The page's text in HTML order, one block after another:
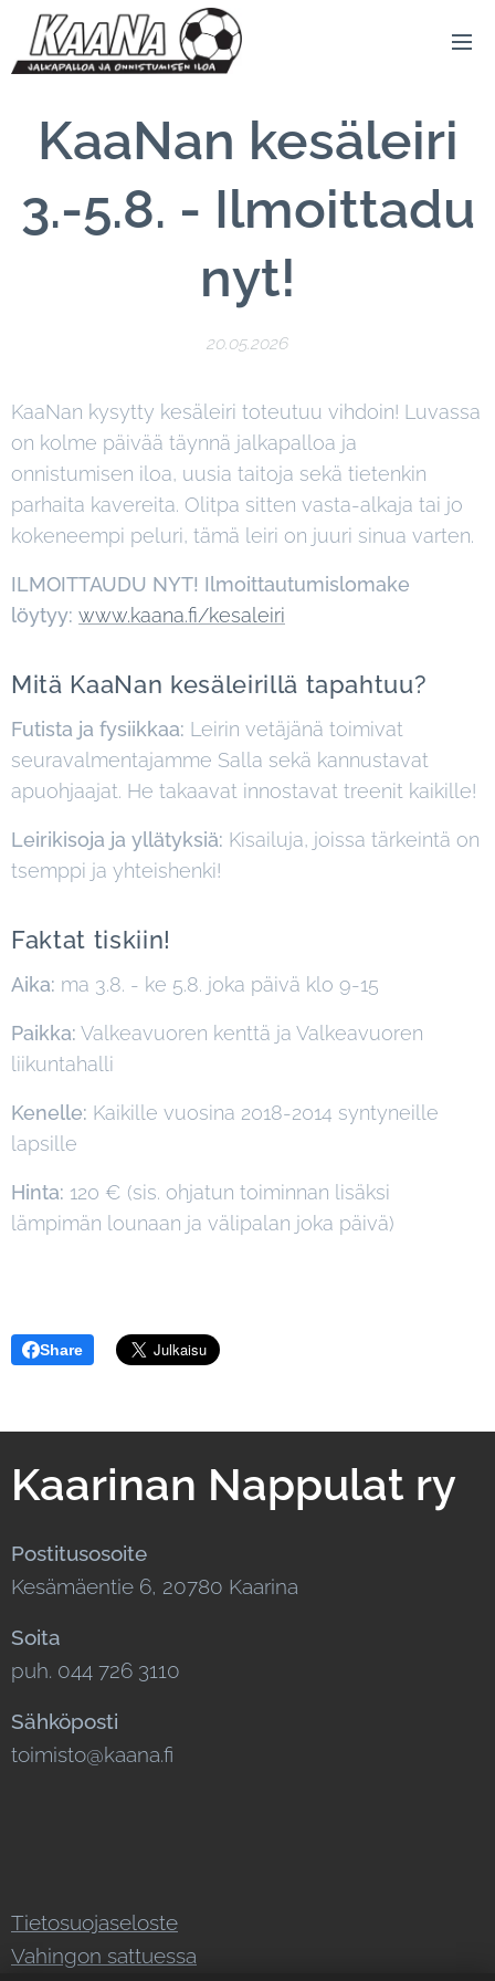
KaaNan kesäleiri
3.-5.8. - Ilmoittadu
nyt!
20.05.2026
KaaNan kysytty kesäleiri toteutuu vihdoin! Luvassa
on kolme päivää täynnä jalkapalloa ja
onnistumisen iloa, uusia taitoja sekä tietenkin
parhaita kavereita. Olitpa sitten vasta-alkaja tai jo
kokeneempi peluri, tämä leiri on juuri sinua varten.
ILMOITTAUDU NYT! Ilmoittautumislomake
löytyy: www.kaana.fi/kesaleiri
Mitä KaaNan kesäleirillä tapahtuu?
Futista ja fysiikkaa: Leirin vetäjänä toimivat
seuravalmentajamme Salla sekä kannustavat
apuohjaajat. He takaavat innostavat treenit kaikille!
Leirikisoja ja yllätyksiä: Kisailuja, joissa tärkeintä on
tsemppi ja yhteishenki!
Faktat tiskiin!
Aika: ma 3.8. - ke 5.8. joka päivä klo 9-15
Paikka: Valkeavuoren kenttä ja Valkeavuoren
liikuntahalli
Kenelle: Kaikille vuosina 2018-2014 syntyneille
lapsille
Hinta: 120 € (sis. ohjatun toiminnan lisäksi
lämpimän lounaan ja välipalan joka päivä)
Share
Kaarinan Nappulat ry
Postitusosoite
Kesämäentie 6, 20780 Kaarina
Soita
puh. 044 726 3110
Sähköposti
toimisto@kaana.fi
Tietosuojaseloste
Vahingon sattuessa